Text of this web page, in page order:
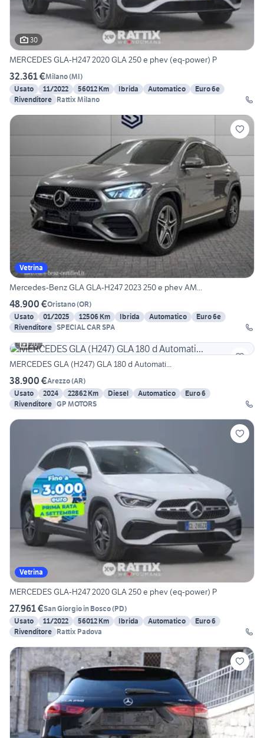
30
MERCEDES GLA-H247 2020 GLA 250 e phev (eq-power) P
32.361 €Milano(MI)
Usato
11/2022 56012 Km Ibrida Automatico
Euro 6e
Rivenditore Rattix Milano
Vetrina
Mercedes-Benz GLA GLA-H247 2023 250 e phev AM...
48.900 €Oristano(OR)
Usato
01/2025 12506 Km Ibrida Automatico
Euro 6e
Rivenditore SPECIAL CAR SPA
20
MERCEDES GLA (H247) GLA 180 d Automati...
38.900 €Arezzo(AR)
Usato
2024 22862 Km Diesel Automatico
Euro 6
Rivenditore GP MOTORS
Vetrina
MERCEDES GLA-H247 2020 GLA 250 e phev (eq-power) P
27.961 €San Giorgio in Bosco(PD)
Usato
11/2022 56012 Km Ibrida Automatico
Euro 6
Rivenditore Rattix Padova